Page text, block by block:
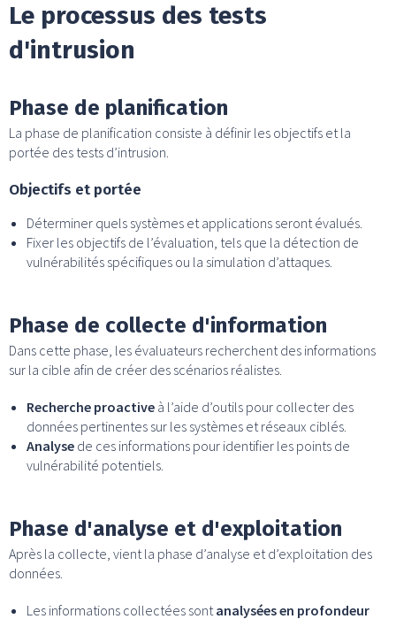
Le processus des tests
d'intrusion
Phase de planification
La phase de planification consiste à définir les objectifs et la
portée des tests d’intrusion.
Objectifs et portée
Déterminer quels systèmes et applications seront évalués.
Fixer les objectifs de l’évaluation, tels que la détection de
vulnérabilités spécifiques ou la simulation d’attaques.
Phase de collecte d'information
Dans cette phase, les évaluateurs recherchent des informations
sur la cible afin de créer des scénarios réalistes.
Recherche proactive à l’aide d’outils pour collecter des
données pertinentes sur les systèmes et réseaux ciblés.
Analyse de ces informations pour identifier les points de
vulnérabilité potentiels.
Phase d'analyse et d'exploitation
Après la collecte, vient la phase d’analyse et d’exploitation des
données.
Les informations collectées sontanalysées en profondeur